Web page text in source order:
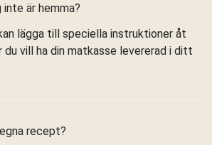
inte är hemma?
lägga till speciella instruktioner åt
vill ha din matkasse levererad i ditt
recept?